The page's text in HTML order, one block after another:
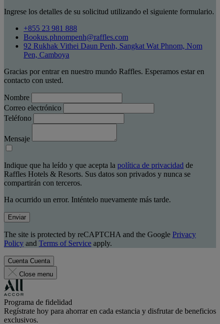
Ingrese los detalles de su solicitud utilizando el siguiente formulario.
+855 23 981 888
Bookus.phnompenh@raffles.com
92 Rukhak Vithei Daun Penh, Sangkat Wat Phnom, Nom
Pen, Camboya
Gracias por entrar en nuestro mundo Raffles. Esperamos estar en
contacto con usted.
Nombre
Correo electrónico
Teléfono
Mensaje
Indique que ha leído y que acepta la política de privacidad de
Raffles Hotels & Resorts. Sus datos son privados y nunca se
compartirán con terceros.
Ha ocurrido un error. Inténtelo nuevamente más tarde.
Enviar
The site is protected by reCAPTCHA and the Google Privacy
Policy and Terms of Service apply.
Cuenta Cuenta
Close menu
Programa de fidelidad
Regístrate hoy para ahorrar en cada estancia y disfrutar de beneficios
exclusivos.